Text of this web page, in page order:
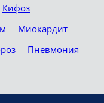
Кифоз
Миокардит
Пневмония